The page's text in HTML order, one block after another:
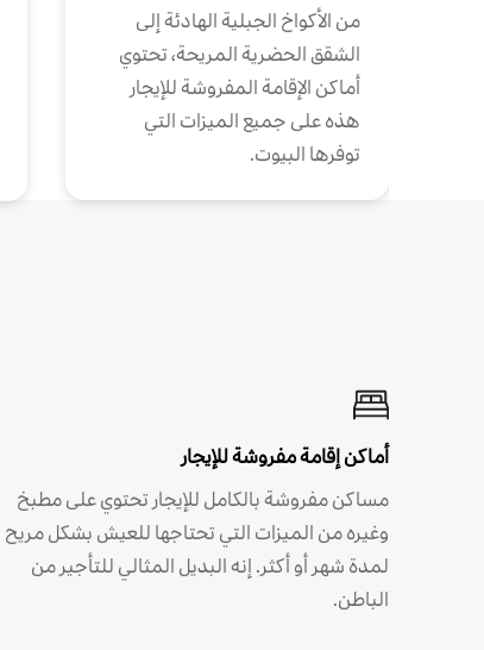
من الأكواخ الجبلية الهادئة إلى
الشقق الحضرية المريحة، تحتوي
أماكن الإقامة المفروشة للإيجار
هذه على جميع الميزات التي
توفرها البيوت.
أماكن إقامة مفروشة للإيجار
مساكن مفروشة بالكامل للإيجار تحتوي على مطبخ
وغيره من الميزات التي تحتاجها للعيش بشكل مريح
لمدة شهر أو أكثر. إنه البديل المثالي للتأجير من
الباطن.